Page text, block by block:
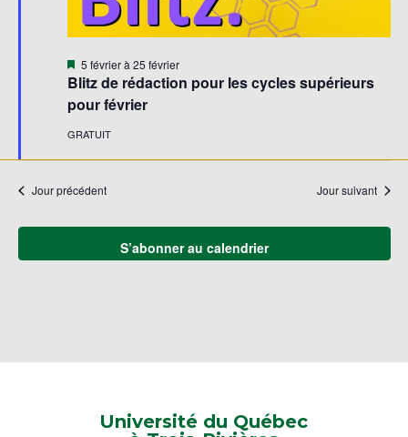
Blitz de rédaction pour les cycles supérieurs
pour février
Mis
en
avant
5 févrierà25 février
GRATUIT
Jour précédent Jour suivant
S’abonner au calendrier
Université du Québec